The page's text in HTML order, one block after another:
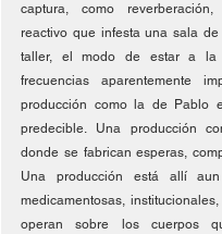
captura, como
reactivo que infesta una sala de
taller, el modo de estar a la
frecuencias aparentemente
producción como la de Pablo
predecible. Una producción
donde se fabrican esperas,
Una producción está allí
medicamentosas,
operan sobre los cuerpos